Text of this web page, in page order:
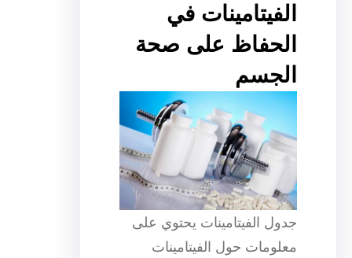
الفيتامينات في
الحفاظ على صحة
الجسم
جدول الفيتامينات يحتوي على
معلومات حول الفيتامينات